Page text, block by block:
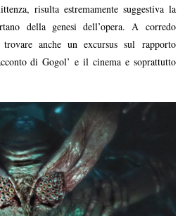
risulta estremamente suggestiva la
della genesi dell’opera. A corredo
anche un excursus sul rapporto
di Gogol’ e il cinema e soprattutto